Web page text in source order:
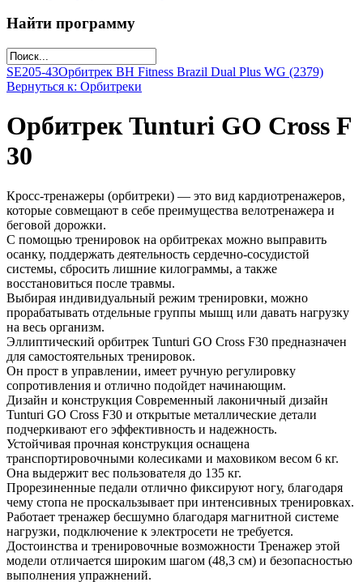
Найти программу
SE205-43Орбитрек ВН Fitness Brazil Dual Plus WG (2379)
Вернуться к: Орбитреки
Орбитрек Tunturi GO Cross F
30
Кросс-тренажеры (орбитреки) — это вид кардиотренажеров,
которые совмещают в себе преимущества велотренажера и
беговой дорожки.
С помощью тренировок на орбитреках можно выправить
осанку, поддержать деятельность сердечно-сосудистой
системы, сбросить лишние килограммы, а также
восстановиться после травмы.
Выбирая индивидуальный режим тренировки, можно
прорабатывать отдельные группы мышц или давать нагрузку
на весь организм.
Эллиптический орбитрек Tunturi GO Cross F30 предназначен
для самостоятельных тренировок.
Он прост в управлении, имеет ручную регулировку
сопротивления и отлично подойдет начинающим.
Дизайн и конструкция Современный лаконичный дизайн
Tunturi GO Cross F30 и открытые металлические детали
подчеркивают его эффективность и надежность.
Устойчивая прочная конструкция оснащена
транспортировочными колесиками и маховиком весом 6 кг.
Она выдержит вес пользователя до 135 кг.
Прорезиненные педали отлично фиксируют ногу, благодаря
чему стопа не проскальзывает при интенсивных тренировках.
Работает тренажер бесшумно благодаря магнитной системе
нагрузки, подключение к электросети не требуется.
Достоинства и тренировочные возможности Тренажер этой
модели отличается широким шагом (48,3 см) и безопасностью
выполнения упражнений.